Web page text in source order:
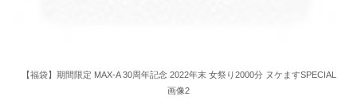
【福袋】期間限定 MAX-A 30周年記念 2022年末 女祭り2000分 ヌケますSPECIAL
画像2